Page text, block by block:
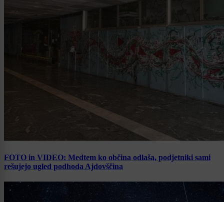
FOTO in VIDEO: Medtem ko občina odlaša, podjetniki sami
rešujejo ugled podhoda Ajdovščina